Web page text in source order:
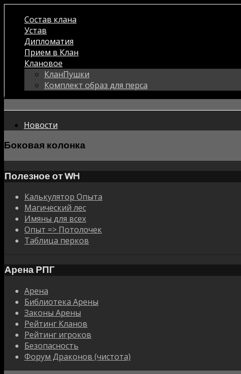
Состав клана
Устав
Дипломатия
Прием в Клан
Клановое
КланПушки
Комплект образ для перса
Новости
Боковая колонка
Полезное от WH
Калькулятор Опыта
Магический лес
Имяны для всех
Опыт => Потолочек
Таблица перков
Арена РПГ
Арена
Библиотека Арены
Законы Арены
Рейтинг Кланов
Рейтинг игроков
Безопасность
Форум Драконов (чистота)